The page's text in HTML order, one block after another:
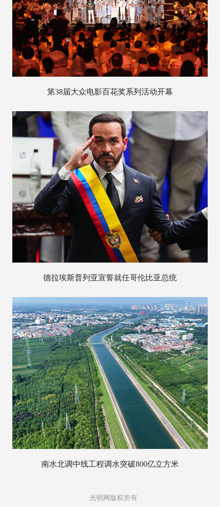
第38届大众电影百花奖系列活动开幕
德拉埃斯普列亚宣誓就任哥伦比亚总统
南水北调中线工程调水突破800亿立方米
光明网版权所有